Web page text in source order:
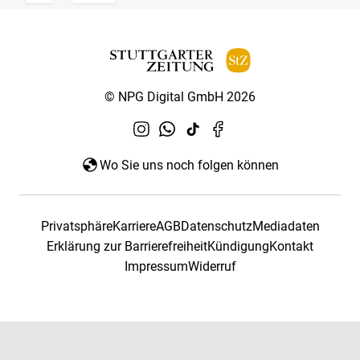
© NPG Digital GmbH 2026
Wo Sie uns noch folgen können
PrivatsphäreKarriereAGBDatenschutzMediadaten
Erklärung zur BarrierefreiheitKündigungKontakt
ImpressumWiderruf